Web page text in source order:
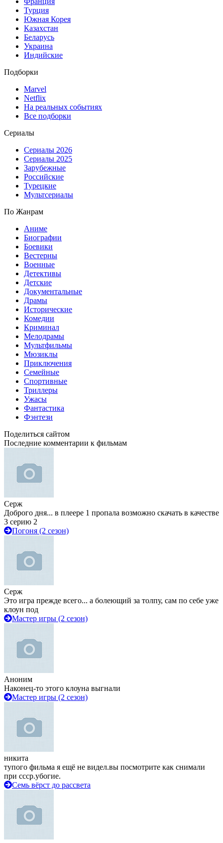
Турция
Южная Корея
Казахстан
Беларусь
Украина
Индийские
Подборки
Marvel
Netflix
На реальных событиях
Все подборки
Сериалы
Сериалы 2026
Сериалы 2025
Зарубежные
Российские
Турецкие
Мультсериалы
По Жанрам
Аниме
Биографии
Боевики
Вестерны
Военные
Детективы
Детские
Документальные
Драмы
Исторические
Комедии
Криминал
Мелодрамы
Мультфильмы
Мюзиклы
Приключения
Семейные
Спортивные
Триллеры
Ужасы
Фантастика
Фэнтези
Поделиться сайтом
Последние комментарии к фильмам
Серж
Доброго дня... в плеере 1 пропала возможно скачать в качестве
3 серию 2
Погоня (2 сезон)
Серж
Это игра прежде всего... а болеющий за толпу, сам по себе уже
клоун под
Мастер игры (2 сезон)
Аноним
Наконец-то этого клоуна выгнали
Мастер игры (2 сезон)
никита
тупого фильма я ещё не видел.вы посмотрите как снимали
при ссср.убогие.
Семь вёрст до рассвета